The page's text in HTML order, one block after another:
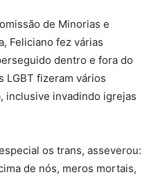
de Minorias e
Feliciano fez várias
dentro e fora do
LGBT fizeram vários
inclusive invadindo igrejas
os trans, asseverou:
de nós, meros mortais,